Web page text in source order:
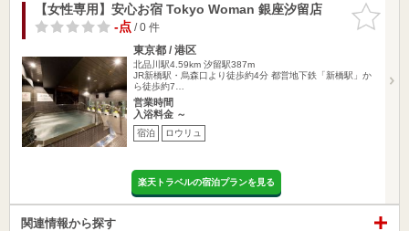
お気に入
りに追加
【女性専用】安心お宿 Tokyo Woman 銀座汐留店
-点/ 0 件
東京都 / 港区
北品川駅4.59km 汐留駅387m
JR新橋駅・烏森口より徒歩約4分 都営地下鉄「新橋駅」か
ら徒歩約7…
営業時間
入浴料金 ～
宿泊 ロウリュ
楽天トラベルの宿泊プランを見る
関連情報から探す